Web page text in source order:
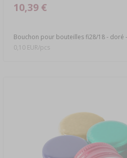
Bouchon pour bouteilles fi28/18 - doré
10,39 €
0,10 EUR/pcs